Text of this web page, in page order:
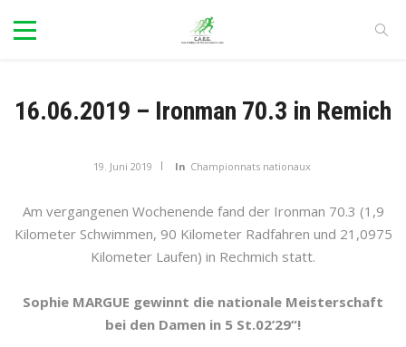
16.06.2019 – Ironman 70.3 in Remich
19. Juni 2019 In Championnats nationaux
Am vergangenen Wochenende fand der Ironman 70.3 (1,9
Kilometer Schwimmen, 90 Kilometer Radfahren und 21,0975
Kilometer Laufen) in Rechmich statt.
Sophie MARGUE gewinnt die nationale Meisterschaft
bei den Damen in 5 St.02’29“!